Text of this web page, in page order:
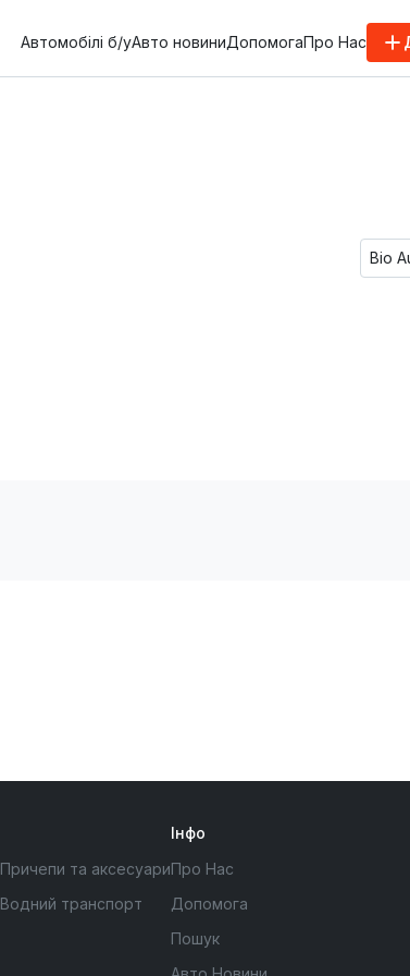
Автомобілі б/уАвто новиниДопомогаПро Нас
Bio
Причепи та аксесуари
Водний транспорт
Інфо
Про Нас
Допомога
Пошук